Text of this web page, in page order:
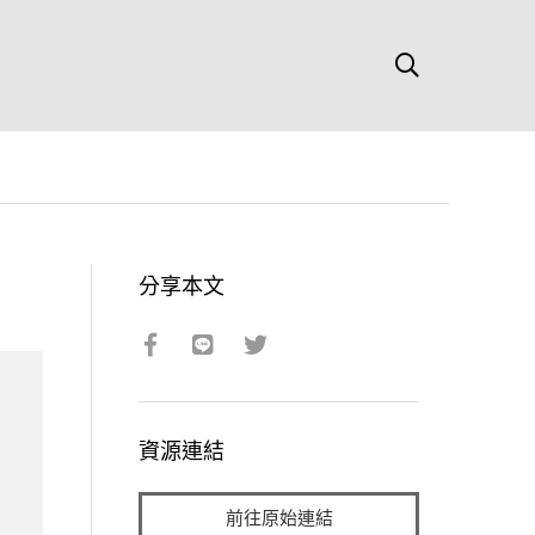
分享本文
資源連結
前往原始連結